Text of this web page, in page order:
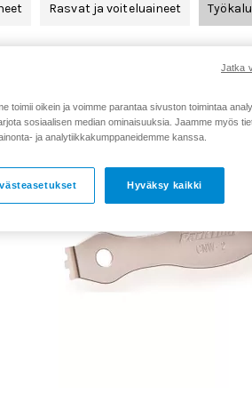
Rasvat ja voiteluaineet
toimii oikein ja voimme parantaa sivuston toimintaa
sosiaalisen median ominaisuuksia. Jaamme myös
ja analytiikkakumppaneidemme kanssa.
Hyväksy kaikki
Jatka